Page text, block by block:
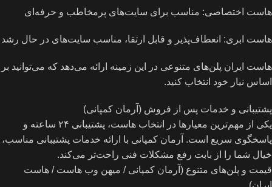
هاست اختصاصی: مناسب برای سایت‌های پرمخاطب و حرفه‌ای
هاست ابری: انعطاف‌پذیر و قابل ارتقا، مناسب سایت‌های در حال رشد
هاست ایران پلن‌های متنوعی در این زمینه ارائه می‌دهد که می‌توانید بر
اساس نیاز خود انتخاب کنید.
پشتیبانی و خدمات پس از فروش (آرمان کمپانی)
یکی از مهم‌ترین معیارها در انتخاب هاست، پشتیبانی ۲۴ ساعته و
پاسخگوی سریع است. آرمان کمپانی با ارائه خدمات پشتیبانی مناسب،
خیال شما را از بابت رفع مشکلات فنی راحت‌تر می‌کند.
قیمت و پلن‌های متنوع (آرمان کمپانی / میهن وب هاست / هاست